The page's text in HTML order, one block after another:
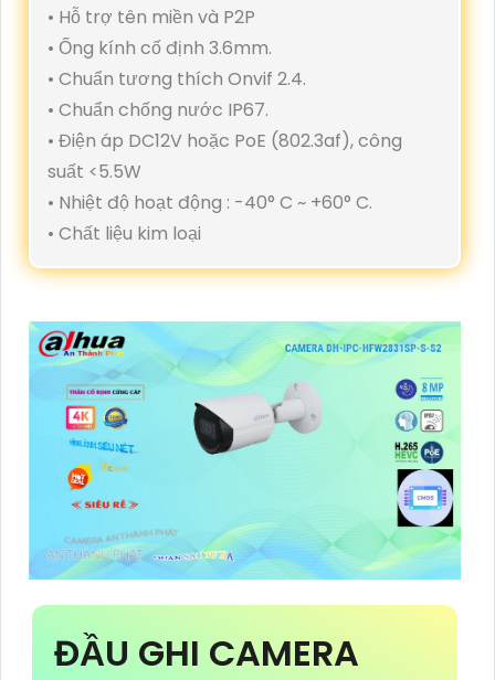
• Hỗ trợ tên miền và P2P
• Ống kính cố định 3.6mm.
• Chuẩn tương thích Onvif 2.4.
• Chuẩn chống nước IP67.
• Điện áp DC12V hoặc PoE (802.3af), công
suất <5.5W
• Nhiệt độ hoạt động : -40° C ~ +60° C.
• Chất liệu kim loại
ĐẦU GHI CAMERA